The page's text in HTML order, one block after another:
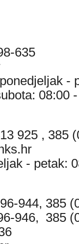
635
-
-
925 , 385
- petak:
944, 385
385